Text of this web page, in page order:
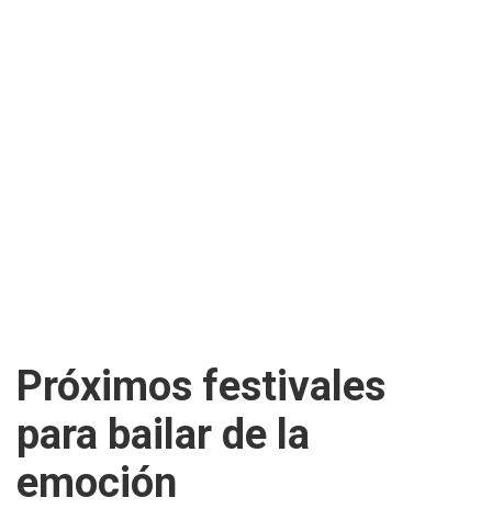
Próximos festivales
para bailar de la
emoción